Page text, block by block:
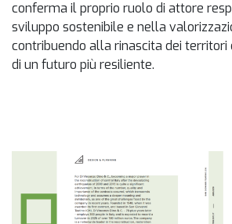
conferma il proprio ruolo di attore
sviluppo sostenibile e nella
contribuendo alla rinascita dei territori
di un futuro più resiliente.